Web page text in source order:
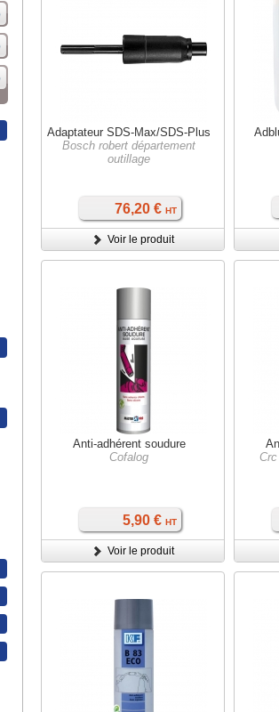
Adaptateur SDS-Max/SDS-Plus
Bosch robert département
outillage
76,20 € HT
Voir le produit
Anti-adhérent soudure
Cofalog
5,90 € HT
Voir le produit